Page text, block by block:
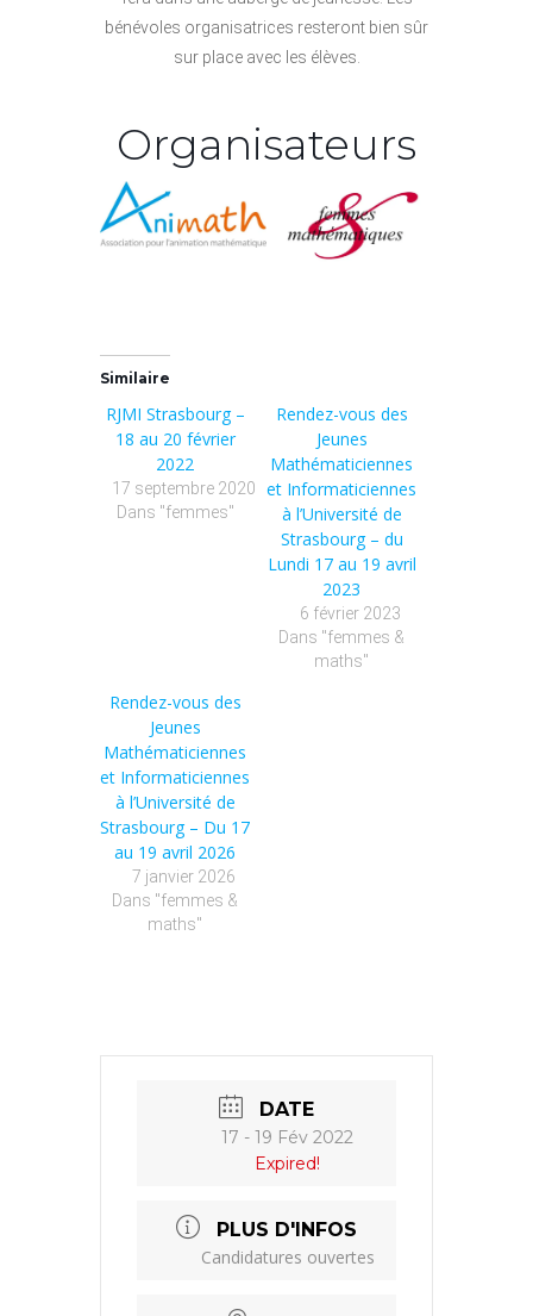
bénévoles organisatrices resteront bien sûr
sur place avec les élèves.
Organisateurs
Similaire
RJMI Strasbourg –
18 au 20 février
2022
17 septembre 2020
Dans "femmes"
Rendez-vous des
Jeunes
Mathématiciennes
et Informaticiennes
à l’Université de
Strasbourg – du
Lundi 17 au 19 avril
2023
6 février 2023
Dans "femmes &
maths"
Rendez-vous des
Jeunes
Mathématiciennes
et Informaticiennes
à l’Université de
Strasbourg – Du 17
au 19 avril 2026
7 janvier 2026
Dans "femmes &
maths"
DATE
17 - 19 Fév 2022
Expired!
PLUS D'INFOS
Candidatures ouvertes